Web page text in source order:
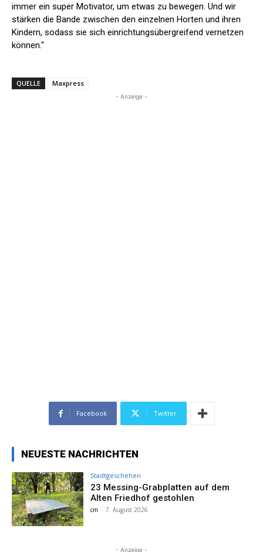
immer ein super Motivator, um etwas zu bewegen. Und wir
stärken die Bande zwischen den einzelnen Horten und ihren
Kindern, sodass sie sich einrichtungsübergreifend vernetzen
können.“
QUELLE Maxpress
- Anzeige -
Facebook Twitter
NEUESTE NACHRICHTEN
Stadtgeschehen
23 Messing-Grabplatten auf dem
Alten Friedhof gestohlen
cm - 7. August 2026
- Anzeige -